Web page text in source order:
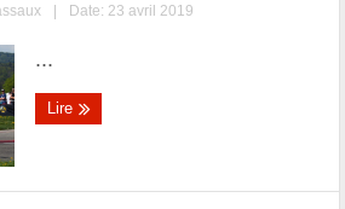
| Date: 23 avril 2019
...
Lire